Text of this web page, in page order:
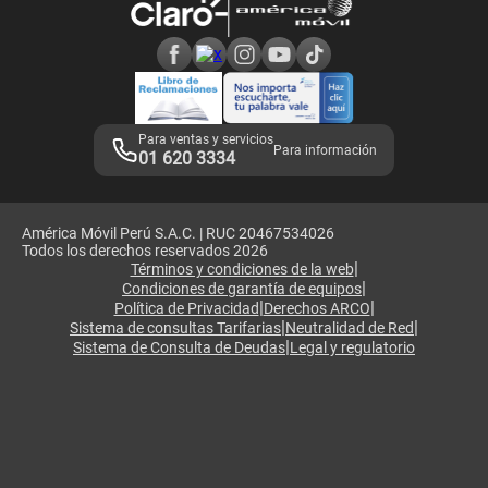
Adquirientes iPhone 6, 6S y SE
Mensaje de Seguridad
Términos y Condiciones de Tienda Claro
Libro de Reclamaciones
Legales de marketplace
Para ventas y servicios
01 620 3334 Para información
América Móvil Perú S.A.C. | RUC 20467534026
Todos los derechos reservados 2026
Términos y condiciones de la web|
Condiciones de garantía de equipos|
Política de Privacidad|Derechos ARCO|
Sistema de consultas Tarifarias|Neutralidad de Red|
Sistema de Consulta de Deudas|Legal y regulatorio